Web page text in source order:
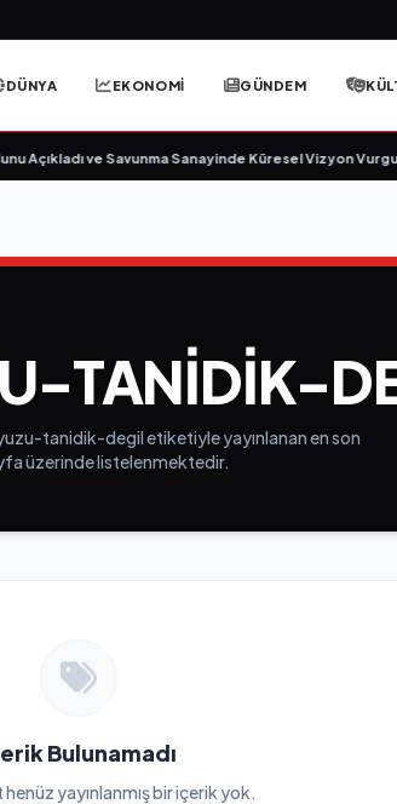
DÜNYA EKONOMİ GÜNDEM
Açıkladı ve Savunma Sanayinde Küresel Vizyon Vurgusu
TANIDIK-
tanidik-degil etiketiyle yayınlanan en son
üzerinde listelenmektedir.
Bulunamadı
yayınlanmış bir içerik yok.